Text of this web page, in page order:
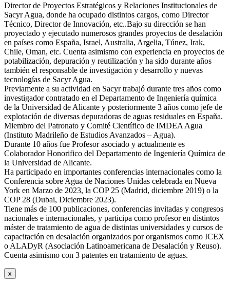
Director de Proyectos Estratégicos y Relaciones Institucionales de
Sacyr Agua, donde ha ocupado distintos cargos, como Director
Técnico, Director de Innovación, etc..Bajo su dirección se han
proyectado y ejecutado numerosos grandes proyectos de desalación
en países como España, Israel, Australia, Argelia, Túnez, Irak,
Chile, Oman, etc. Cuenta asimismo con experiencia en proyectos de
potabilización, depuración y reutilización y ha sido durante años
también el responsable de investigación y desarrollo y nuevas
tecnologías de Sacyr Agua.
Previamente a su actividad en Sacyr trabajó durante tres años como
investigador contratado en el Departamento de Ingeniería química
de la Universidad de Alicante y posteriormente 3 años como jefe de
explotación de diversas depuradoras de aguas residuales en España.
Miembro del Patronato y Comité Científico de IMDEA Agua
(Instituto Madrileño de Estudios Avanzados – Agua).
Durante 10 años fue Profesor asociado y actualmente es
Colaborador Honorifico del Departamento de Ingeniería Química de
la Universidad de Alicante.
Ha participado en importantes conferencias internacionales como la
Conferencia sobre Agua de Naciones Unidas celebrada en Nueva
York en Marzo de 2023, la COP 25 (Madrid, diciembre 2019) o la
COP 28 (Dubai, Diciembre 2023).
Tiene más de 100 publicaciones, conferencias invitadas y congresos
nacionales e internacionales, y participa como profesor en distintos
máster de tratamiento de agua de distintas universidades y cursos de
capacitación en desalación organizados por organismos como ICEX
o ALADyR (Asociación Latinoamericana de Desalación y Reuso).
Cuenta asimismo con 3 patentes en tratamiento de aguas.
x